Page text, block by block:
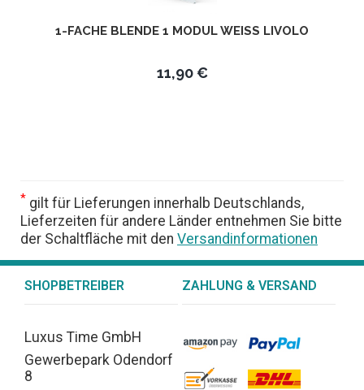
1-FACHE BLENDE 1 MODUL WEISS LIVOLO
11,90 €
* gilt für Lieferungen innerhalb Deutschlands,
Lieferzeiten für andere Länder entnehmen Sie bitte
der Schaltfläche mit den Versandinformationen
SHOPBETREIBER
Luxus Time GmbH
Gewerbepark Odendorf
8
ZAHLUNG & VERSAND